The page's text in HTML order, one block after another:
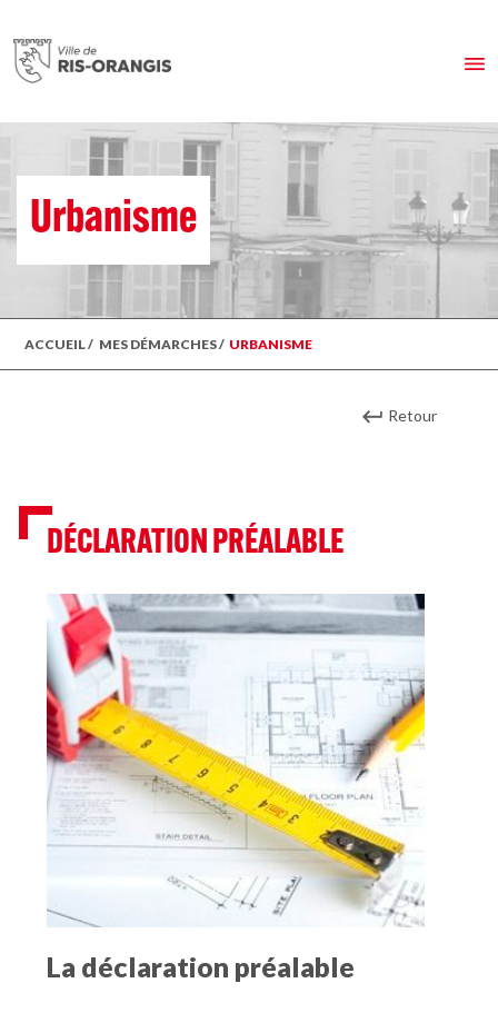
Urbanisme
ACCUEIL/ MES DÉMARCHES/ URBANISME
Retour
DÉCLARATION PRÉALABLE
La déclaration préalable